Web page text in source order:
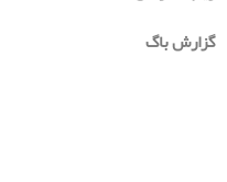
گزارش باگ